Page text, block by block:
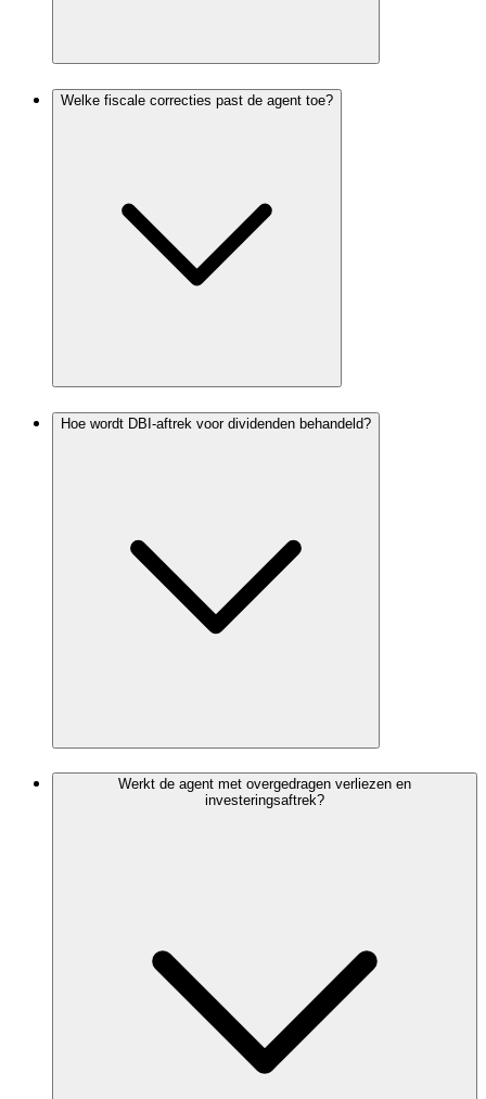
Welke fiscale correcties past de agent toe?
Hoe wordt DBI-aftrek voor dividenden behandeld?
Werkt de agent met overgedragen verliezen en
investeringsaftrek?